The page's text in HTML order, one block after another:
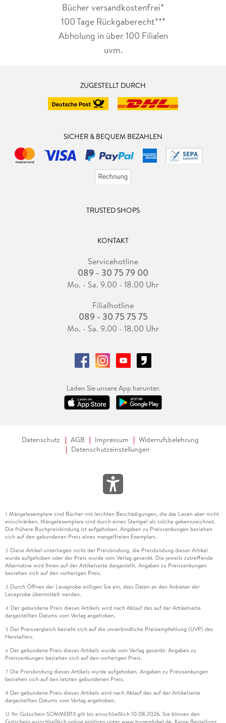
Bücher versandkostenfrei*
100 Tage Rückgaberecht***
Abholung in über 100 Filialen
uvm.
ZUGESTELLT DURCH
SICHER & BEQUEM BEZAHLEN
TRUSTED SHOPS
KONTAKT
Servicehotline
089 - 30 75 79 00
Mo. - Sa. 9.00 - 18.00 Uhr
Filialhotline
089 - 30 75 75 75
Mo. - Sa. 9.00 - 18.00 Uhr
Laden Sie unsere App herunter.
Datenschutz AGB Impressum
Widerrufsbelehrung
Datenschutzeinstellungen
1 Mängelexemplare sind Bücher mit leichten Beschädigungen, die das Lesen aber nicht
einschränken. Mängelexemplare sind durch einen Stempel als solche gekennzeichnet.
Die frühere Buchpreisbindung ist aufgehoben. Angaben zu Preissenkungen beziehen
sich auf den gebundenen Preis eines mangelfreien Exemplars.
2 Diese Artikel unterliegen nicht der Preisbindung, die Preisbindung dieser Artikel
wurde aufgehoben oder der Preis wurde vom Verlag gesenkt. Die jeweils zutreffende
Alternative wird Ihnen auf der Artikelseite dargestellt. Angaben zu Preissenkungen
beziehen sich auf den vorherigen Preis.
3 Durch Öffnen der Leseprobe willigen Sie ein, dass Daten an den Anbieter der
Leseprobe übermittelt werden.
4 Der gebundene Preis dieses Artikels wird nach Ablauf des auf der Artikelseite
dargestellten Datums vom Verlag angehoben.
5 Der Preisvergleich bezieht sich auf die unverbindliche Preisempfehlung (UVP) des
Herstellers.
6 Der gebundene Preis dieses Artikels wurde vom Verlag gesenkt. Angaben zu
Preissenkungen beziehen sich auf den vorherigen Preis.
7 Die Preisbindung dieses Artikels wurde aufgehoben. Angaben zu Preissenkungen
beziehen sich auf den letzten gebundenen Preis.
8 Der gebundene Preis dieses Artikels wird nach Ablauf des auf der Artikelseite
dargestellten Datums vom Verlag angehoben.
12 Ihr Gutschein SOMMER13 gilt bis einschließlich 10.08.2026. Sie können den